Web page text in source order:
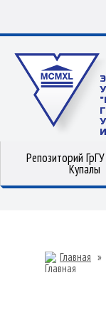
Репозиторий
Купалы
Главная »